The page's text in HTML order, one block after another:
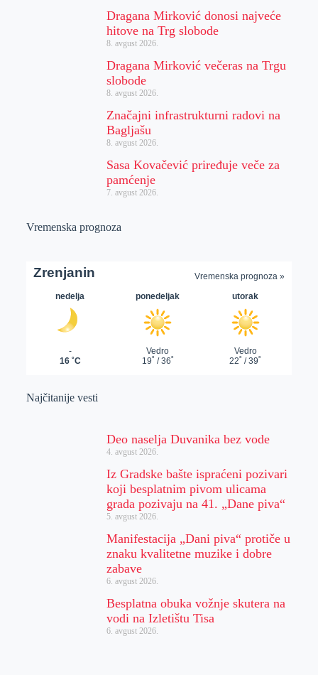
Dragana Mirković donosi najveće
hitove na Trg slobode
8. avgust 2026.
Dragana Mirković večeras na Trgu
slobode
8. avgust 2026.
Značajni infrastrukturni radovi na
Bagljašu
8. avgust 2026.
Sasa Kovačević priređuje veče za
pamćenje
7. avgust 2026.
Vremenska prognoza
Najčitanije vesti
Deo naselja Duvanika bez vode
4. avgust 2026.
Iz Gradske bašte ispraćeni pozivari
koji besplatnim pivom ulicama
grada pozivaju na 41. „Dane piva“
5. avgust 2026.
Manifestacija „Dani piva“ protiče u
znaku kvalitetne muzike i dobre
zabave
6. avgust 2026.
Besplatna obuka vožnje skutera na
vodi na Izletištu Tisa
6. avgust 2026.